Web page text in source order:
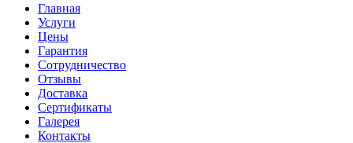
Главная
Услуги
Цены
Гарантия
Сотрудничество
Отзывы
Доставка
Сертификаты
Галерея
Контакты